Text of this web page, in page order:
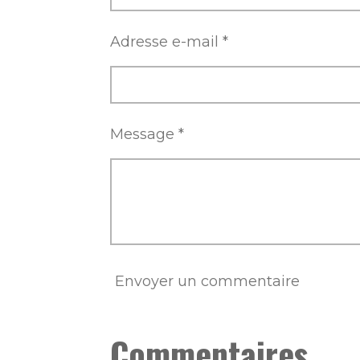
Adresse e-mail *
Message *
Envoyer un commentaire